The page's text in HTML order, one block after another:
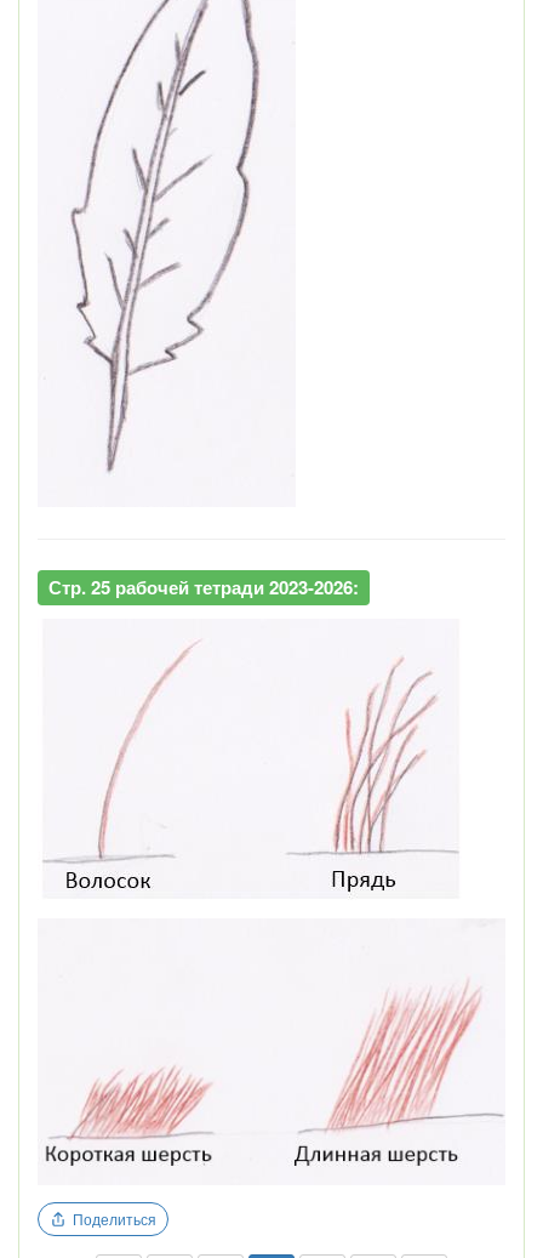
Стр. 25 рабочей тетради 2023-2026:
Поделиться